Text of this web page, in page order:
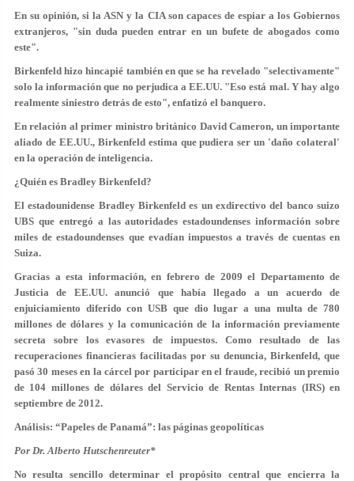
En su opinión, si la ASN y la CIA son capaces de espiar a los Gobiernos
extranjeros, "sin duda pueden entrar en un bufete de abogados como
este".
Birkenfeld hizo hincapié también en que se ha revelado "selectivamente"
solo la información que no perjudica a EE.UU. "Eso está mal. Y hay algo
realmente siniestro detrás de esto", enfatizó el banquero.
En relación al primer ministro británico David Cameron, un importante
aliado de EE.UU., Birkenfeld estima que pudiera ser un 'daño colateral'
en la operación de inteligencia.
¿Quién es Bradley Birkenfeld?
El estadounidense Bradley Birkenfeld es un exdirectivo del banco suizo
UBS que entregó a las autoridades estadoundenses información sobre
miles de estadoundenses que evadían impuestos a través de cuentas en
Suiza.
Gracias a esta información, en febrero de 2009 el Departamento de
Justicia de EE.UU. anunció que había llegado a un acuerdo de
enjuiciamiento diferido con USB que dio lugar a una multa de 780
millones de dólares y la comunicación de la información previamente
secreta sobre los evasores de impuestos. Como resultado de las
recuperaciones financieras facilitadas por su denuncia, Birkenfeld, que
pasó 30 meses en la cárcel por participar en el fraude, recibió un premio
de 104 millones de dólares del Servicio de Rentas Internas (IRS) en
septiembre de 2012.
Análisis: “Papeles de Panamá”: las páginas geopolíticas
Por Dr. Alberto Hutschenreuter*
No resulta sencillo determinar el propósito central que encierra la